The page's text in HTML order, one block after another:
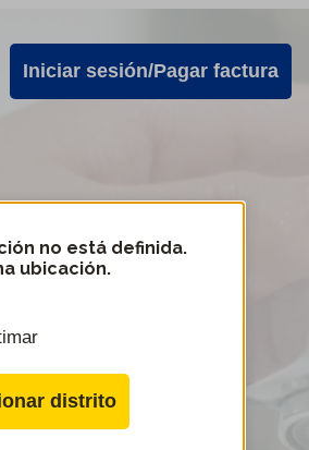
Iniciar sesión/Pagar factura
no está definida.
ubicación.
distrito
/